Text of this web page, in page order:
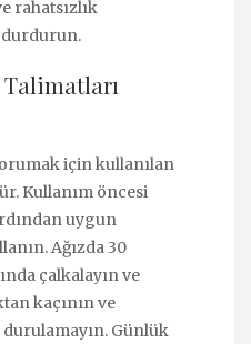
rahatsızlık
durdurun.
için kullanılan
Kullanım öncesi
uygun
Ağızda 30
çalkalayın ve
kaçının ve
durulamayın. Günlük